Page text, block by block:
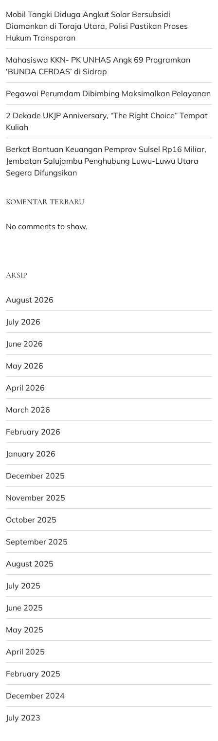
Mobil Tangki Diduga Angkut Solar Bersubsidi
Diamankan di Toraja Utara, Polisi Pastikan Proses
Hukum Transparan
Mahasiswa KKN- PK UNHAS Angk 69 Programkan
‘BUNDA CERDAS’ di Sidrap
Pegawai Perumdam Dibimbing Maksimalkan Pelayanan
2 Dekade UKJP Anniversary, “The Right Choice” Tempat
Kuliah
Berkat Bantuan Keuangan Pemprov Sulsel Rp16 Miliar,
Jembatan Salujambu Penghubung Luwu-Luwu Utara
Segera Difungsikan
KOMENTAR TERBARU
No comments to show.
ARSIP
August 2026
July 2026
June 2026
May 2026
April 2026
March 2026
February 2026
January 2026
December 2025
November 2025
October 2025
September 2025
August 2025
July 2025
June 2025
May 2025
April 2025
February 2025
December 2024
July 2023